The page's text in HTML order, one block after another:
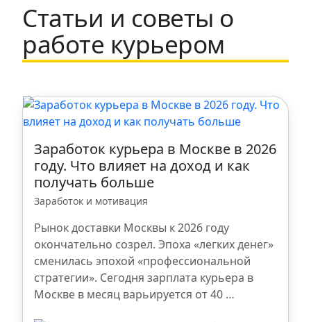
Набережные Челны
Санкт-Петербург
Казань
Ростов-на-Дону
Ступино
Ульяновск
Ханты-Мансийск
Статьи и советы о
работе курьером
Заработок курьера в Москве в 2026
году. Что влияет на доход и как
получать больше
Заработок и мотивация
Рынок доставки Москвы к 2026 году
окончательно созрел. Эпоха «легких денег»
сменилась эпохой «профессиональной
стратегии». Сегодня зарплата курьера в
Москве в месяц варьируется от 40 …